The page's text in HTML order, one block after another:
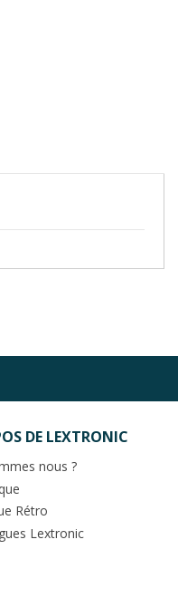
DE LEXTRONIC
nous ?
Rétro
Lextronic